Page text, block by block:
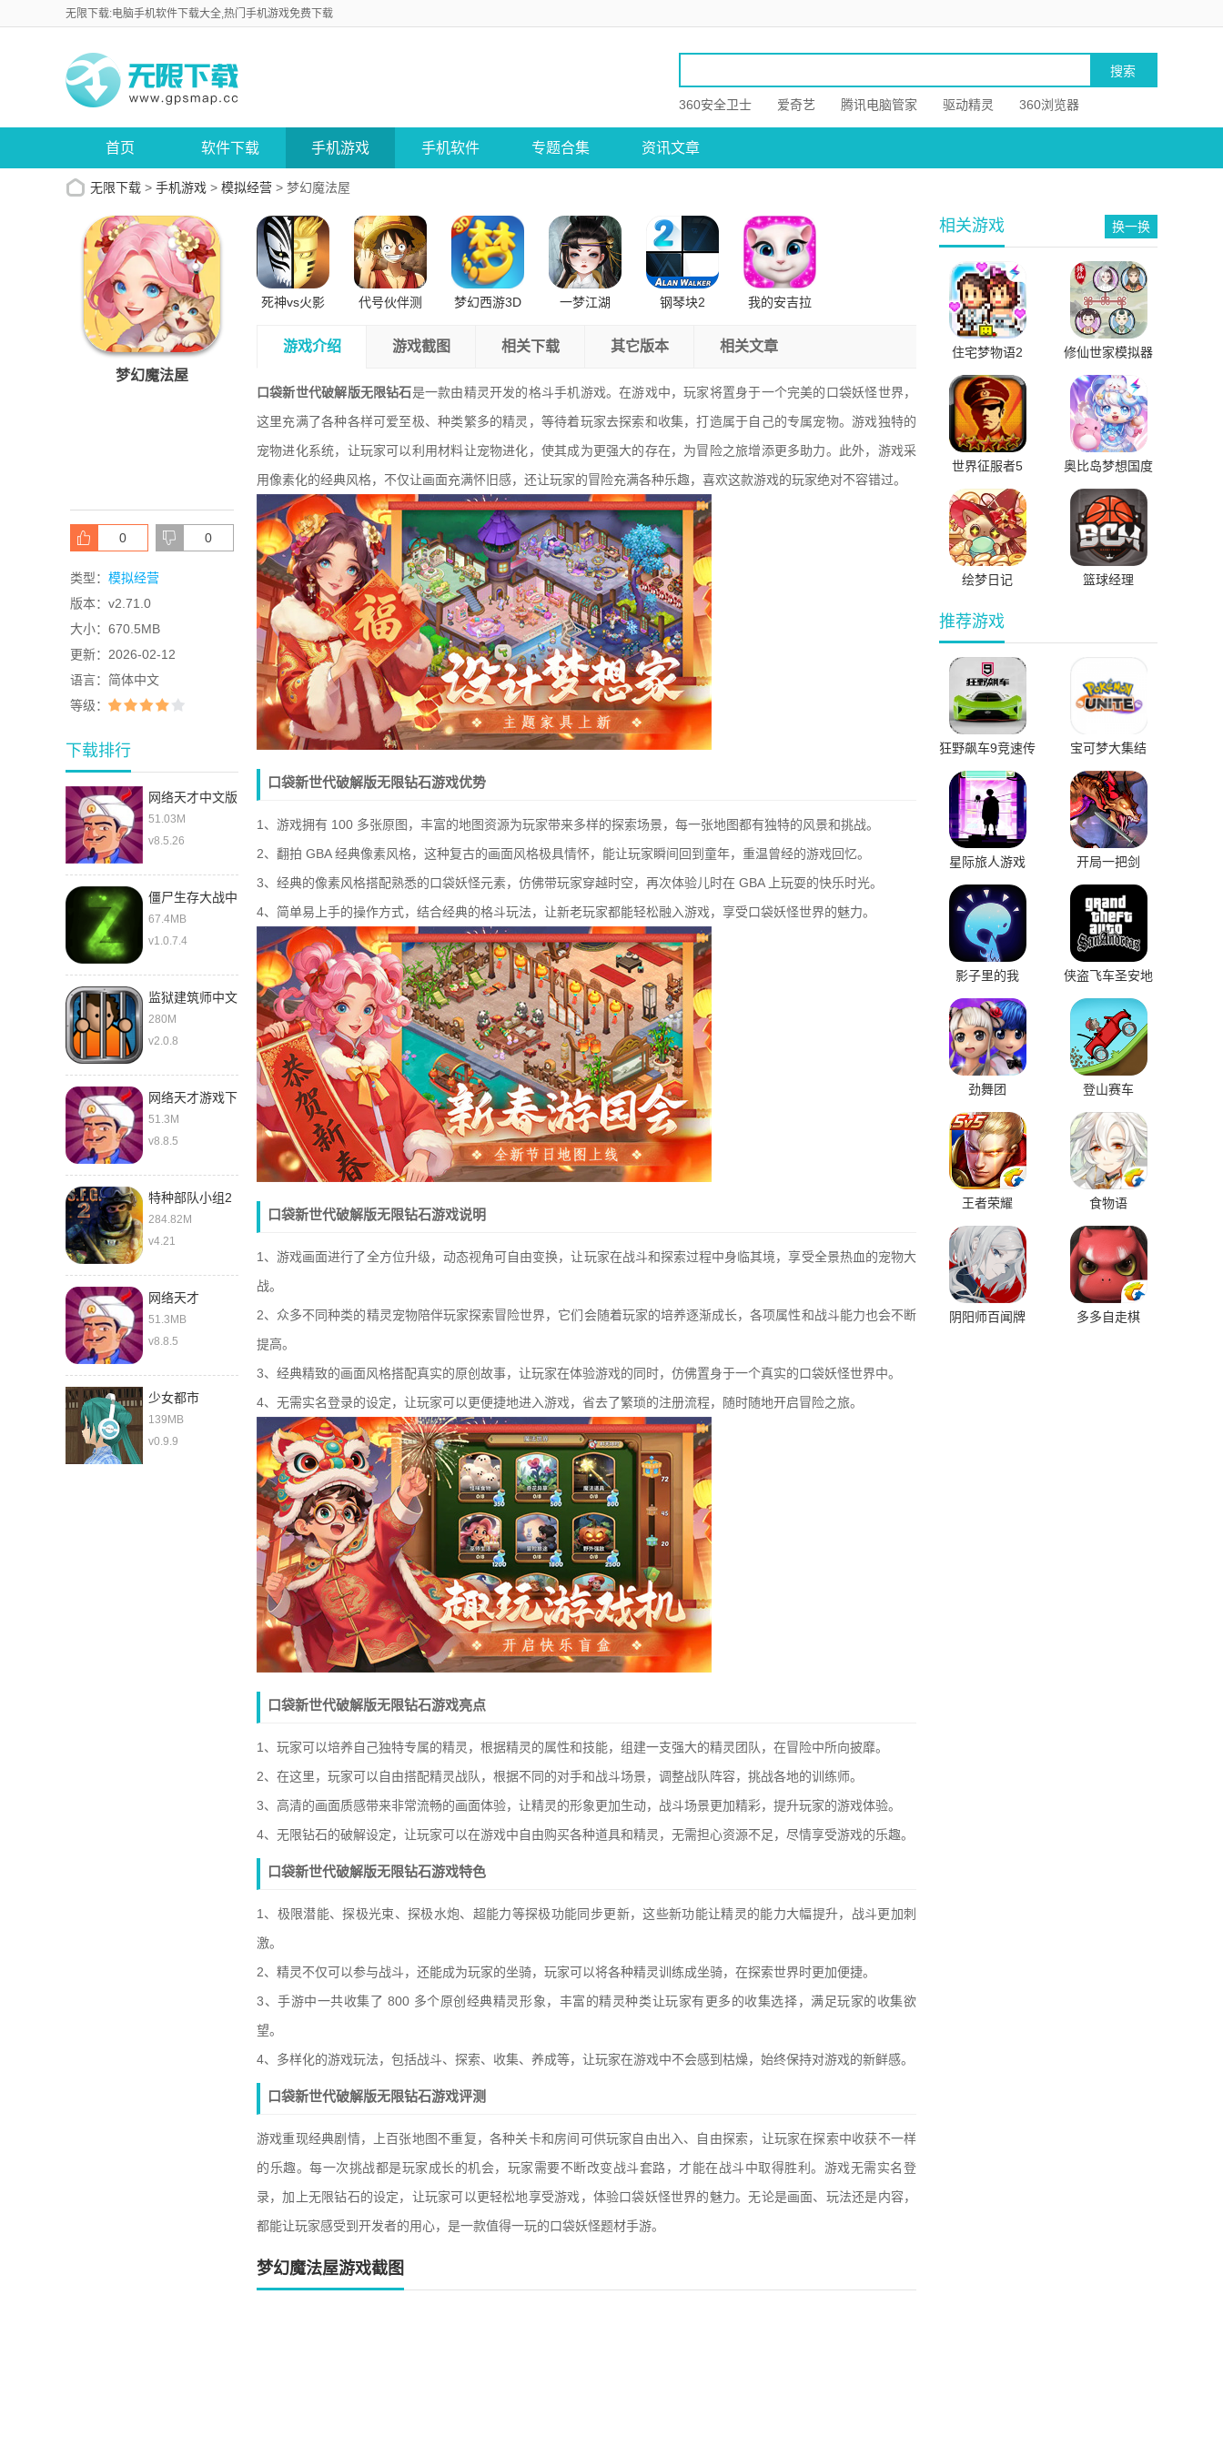
无限下载:电脑手机软件下载大全,热门手机游戏免费下载
360安全卫士 爱奇艺 腾讯电脑管家 驱动精灵 360浏览器
首页 软件下载 手机游戏 手机软件 专题合集 资讯文章
无限下载 > 手机游戏 > 模拟经营 > 梦幻魔法屋
梦幻魔法屋
0 0
类型： 模拟经营
版本： v2.71.0
大小： 670.5MB
更新： 2026-02-12
语言： 简体中文
等级：
下载排行
网络天才中文版
51.03M
v8.5.26
僵尸生存大战中
文版
67.4MB
v1.0.7.4
监狱建筑师中文
280M
v2.0.8
网络天才游戏下
载中文版
51.3M
v8.8.5
特种部队小组2
最新版
284.82M
v4.21
网络天才
51.3MB
v8.8.5
少女都市
139MB
v0.9.9
死神vs火影
代号伙伴测
梦幻西游3D
一梦江湖 钢琴块2 我的安吉拉
游戏介绍 游戏截图 相关下载 其它版本 相关文章
口袋新世代破解版无限钻石是一款由精灵开发的格斗手机游戏。在游戏中，玩家将置身于一个完美的口袋妖怪世界，
这里充满了各种各样可爱至极、种类繁多的精灵，等待着玩家去探索和收集，打造属于自己的专属宠物。游戏独特的
宠物进化系统，让玩家可以利用材料让宠物进化，使其成为更强大的存在，为冒险之旅增添更多助力。此外，游戏采
用像素化的经典风格，不仅让画面充满怀旧感，还让玩家的冒险充满各种乐趣，喜欢这款游戏的玩家绝对不容错过。
口袋新世代破解版无限钻石游戏优势
1、游戏拥有 100 多张原图，丰富的地图资源为玩家带来多样的探索场景，每一张地图都有独特的风景和挑战。
2、翻拍 GBA 经典像素风格，这种复古的画面风格极具情怀，能让玩家瞬间回到童年，重温曾经的游戏回忆。
3、经典的像素风格搭配熟悉的口袋妖怪元素，仿佛带玩家穿越时空，再次体验儿时在 GBA 上玩耍的快乐时光。
4、简单易上手的操作方式，结合经典的格斗玩法，让新老玩家都能轻松融入游戏，享受口袋妖怪世界的魅力。
口袋新世代破解版无限钻石游戏说明
1、游戏画面进行了全方位升级，动态视角可自由变换，让玩家在战斗和探索过程中身临其境，享受全景热血的宠物大
战。
2、众多不同种类的精灵宠物陪伴玩家探索冒险世界，它们会随着玩家的培养逐渐成长，各项属性和战斗能力也会不断
提高。
3、经典精致的画面风格搭配真实的原创故事，让玩家在体验游戏的同时，仿佛置身于一个真实的口袋妖怪世界中。
4、无需实名登录的设定，让玩家可以更便捷地进入游戏，省去了繁琐的注册流程，随时随地开启冒险之旅。
口袋新世代破解版无限钻石游戏亮点
1、玩家可以培养自己独特专属的精灵，根据精灵的属性和技能，组建一支强大的精灵团队，在冒险中所向披靡。
2、在这里，玩家可以自由搭配精灵战队，根据不同的对手和战斗场景，调整战队阵容，挑战各地的训练师。
3、高清的画面质感带来非常流畅的画面体验，让精灵的形象更加生动，战斗场景更加精彩，提升玩家的游戏体验。
4、无限钻石的破解设定，让玩家可以在游戏中自由购买各种道具和精灵，无需担心资源不足，尽情享受游戏的乐趣。
口袋新世代破解版无限钻石游戏特色
1、极限潜能、探极光束、探极水炮、超能力等探极功能同步更新，这些新功能让精灵的能力大幅提升，战斗更加刺
激。
2、精灵不仅可以参与战斗，还能成为玩家的坐骑，玩家可以将各种精灵训练成坐骑，在探索世界时更加便捷。
3、手游中一共收集了 800 多个原创经典精灵形象，丰富的精灵种类让玩家有更多的收集选择，满足玩家的收集欲
望。
4、多样化的游戏玩法，包括战斗、探索、收集、养成等，让玩家在游戏中不会感到枯燥，始终保持对游戏的新鲜感。
口袋新世代破解版无限钻石游戏评测
游戏重现经典剧情，上百张地图不重复，各种关卡和房间可供玩家自由出入、自由探索，让玩家在探索中收获不一样
的乐趣。每一次挑战都是玩家成长的机会，玩家需要不断改变战斗套路，才能在战斗中取得胜利。游戏无需实名登
录，加上无限钻石的设定，让玩家可以更轻松地享受游戏，体验口袋妖怪世界的魅力。无论是画面、玩法还是内容，
都能让玩家感受到开发者的用心，是一款值得一玩的口袋妖怪题材手游。
梦幻魔法屋游戏截图
相关游戏 换一换
住宅梦物语2 修仙世家模拟器
世界征服者5
奥比岛梦想国度
认证
绘梦日记 篮球经理
推荐游戏
狂野飙车9竞速传
宝可梦大集结
星际旅人游戏 开局一把剑
影子里的我
侠盗飞车圣安地
劲舞团 登山赛车
王者荣耀 食物语
阴阳师百闻牌 多多自走棋